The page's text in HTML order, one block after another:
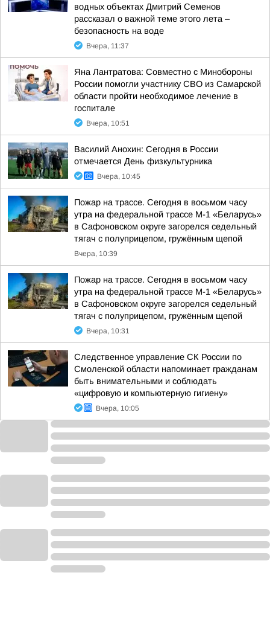
водных объектах Дмитрий Семенов
рассказал о важной теме этого лета –
безопасность на воде
Вчера, 11:37
Яна Лантратова: Совместно с Минобороны
России помогли участнику СВО из Самарской
области пройти необходимое лечение в
госпитале
Вчера, 10:51
Василий Анохин: Сегодня в России
отмечается День физкультурника
Вчера, 10:45
Пожар на трассе. Сегодня в восьмом часу
утра на федеральной трассе М-1 «Беларусь»
в Сафоновском округе загорелся седельный
тягач с полуприцепом, гружённым щепой
Вчера, 10:39
Пожар на трассе. Сегодня в восьмом часу
утра на федеральной трассе М-1 «Беларусь»
в Сафоновском округе загорелся седельный
тягач с полуприцепом, гружённым щепой
Вчера, 10:31
Следственное управление СК России по
Смоленской области напоминает гражданам
быть внимательными и соблюдать
«цифровую и компьютерную гигиену»
Вчера, 10:05